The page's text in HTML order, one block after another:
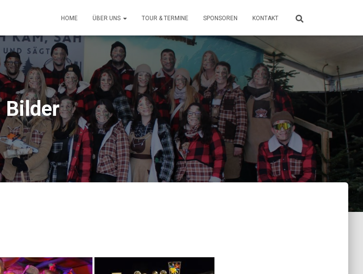
HOME ÜBER UNS TOUR & TERMINE SPONSOREN KONTAKT
Bilder